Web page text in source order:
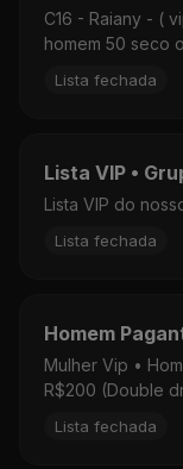
C16 - Raiany - (
homem 50 seco
Lista fechada
Lista VIP •
Lista VIP do
Lista fechada
Homem
Mulher Vip •
R$200 (Double
Lista fechada